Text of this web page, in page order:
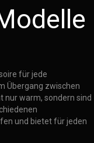
für jede
Übergang zwischen
nur warm, sondern sind
und bietet für jeden